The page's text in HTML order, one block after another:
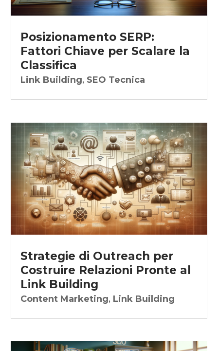
Posizionamento SERP:
Fattori Chiave per Scalare la
Classifica
Link Building, SEO Tecnica
Strategie di Outreach per
Costruire Relazioni Pronte al
Link Building
Content Marketing, Link Building